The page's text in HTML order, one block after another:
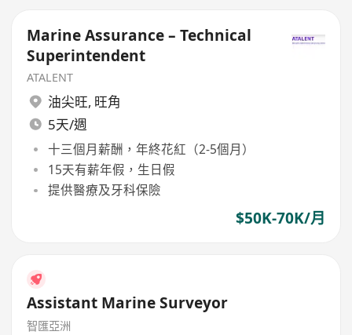
Marine Assurance – Technical
Superintendent
ATALENT
油尖旺, 旺角
5天/週
十三個月薪酬，年終花紅（2-5個月）
15天有薪年假，生日假
提供醫療及牙科保險
$50K-70K/月
Assistant Marine Surveyor
智匯亞洲